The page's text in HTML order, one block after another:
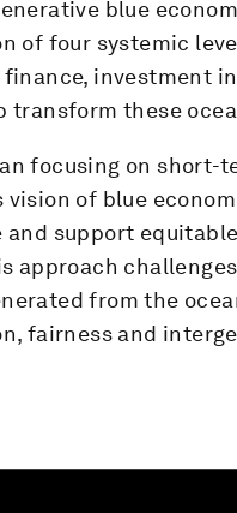
blue
of four systemic
investment
transform these
focusing on short-
vision of blue
and support
approach
from the
fairness and